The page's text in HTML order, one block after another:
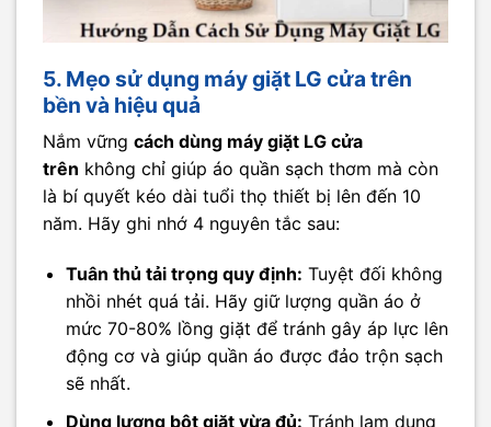
5. Mẹo sử dụng máy giặt LG cửa trên
bền và hiệu quả
Nắm vững cách dùng máy giặt LG cửa
trên không chỉ giúp áo quần sạch thơm mà còn
là bí quyết kéo dài tuổi thọ thiết bị lên đến 10
năm. Hãy ghi nhớ 4 nguyên tắc sau:
Tuân thủ tải trọng quy định: Tuyệt đối không
nhồi nhét quá tải. Hãy giữ lượng quần áo ở
mức 70-80% lồng giặt để tránh gây áp lực lên
động cơ và giúp quần áo được đảo trộn sạch
sẽ nhất.
Dùng lượng bột giặt vừa đủ: Tránh lạm dụng